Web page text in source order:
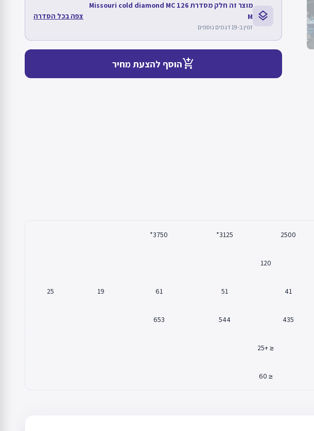
layers
מוצר זה חלק מסדרת Missouri cold diamond MC 126
M
זמין ב-19 דגמים נוספים
צפה בכל הסדרה
add_shopping_cartהוסף להצעת מחיר
2500
3125*
3750*
120
41
51
61
19
25
435
544
653
≤ +25
≤ 60